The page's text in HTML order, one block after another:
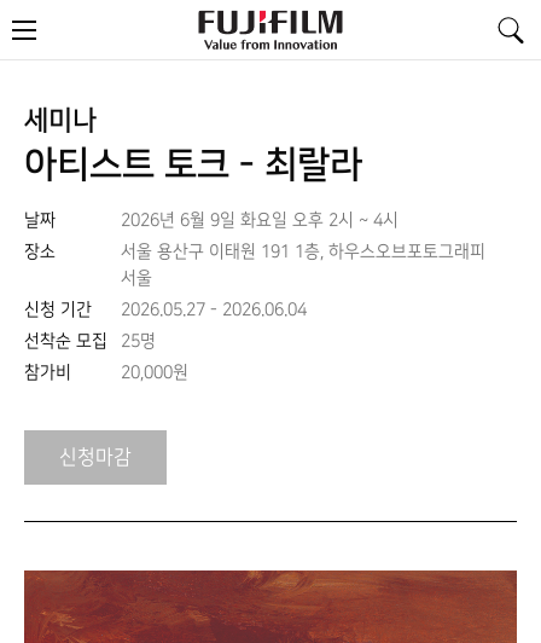
메
뉴
세미나
아티스트 토크 - 최랄라
날짜
2026년 6월 9일 화요일 오후 2시 ~ 4시
장소
서울 용산구 이태원 191 1층, 하우스오브포토그래피
서울
신청 기간
2026.05.27 - 2026.06.04
선착순 모집
25명
참가비
20,000원
신청마감